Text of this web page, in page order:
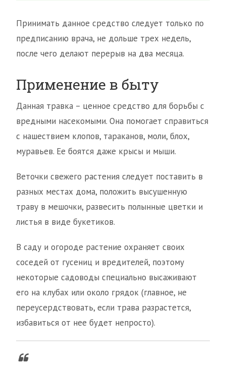
Принимать данное средство следует только по
предписанию врача, не дольше трех недель,
после чего делают перерыв на два месяца.
Применение в быту
Данная травка – ценное средство для борьбы с
вредными насекомыми. Она помогает справиться
с нашествием клопов, тараканов, моли, блох,
муравьев. Ее боятся даже крысы и мыши.
Веточки свежего растения следует поставить в
разных местах дома, положить высушенную
траву в мешочки, развесить полынные цветки и
листья в виде букетиков.
В саду и огороде растение охраняет своих
соседей от гусениц и вредителей, поэтому
некоторые садоводы специально высаживают
его на клубах или около грядок (главное, не
переусердствовать, если трава разрастется,
избавиться от нее будет непросто).